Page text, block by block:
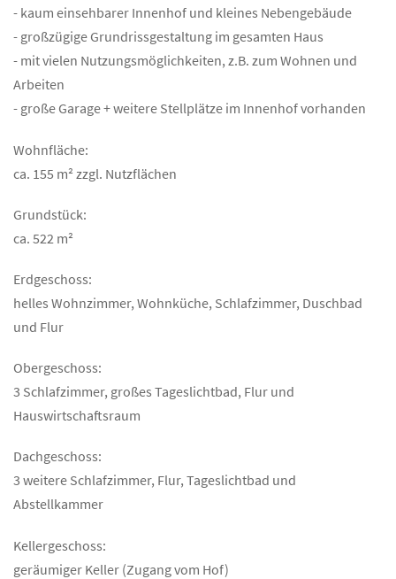
- kaum einsehbarer Innenhof und kleines Nebengebäude
- großzügige Grundrissgestaltung im gesamten Haus
- mit vielen Nutzungsmöglichkeiten, z.B. zum Wohnen und
Arbeiten
- große Garage + weitere Stellplätze im Innenhof vorhanden
Wohnfläche:
ca. 155 m² zzgl. Nutzflächen
Grundstück:
ca. 522 m²
Erdgeschoss:
helles Wohnzimmer, Wohnküche, Schlafzimmer, Duschbad
und Flur
Obergeschoss:
3 Schlafzimmer, großes Tageslichtbad, Flur und
Hauswirtschaftsraum
Dachgeschoss:
3 weitere Schlafzimmer, Flur, Tageslichtbad und
Abstellkammer
Kellergeschoss:
geräumiger Keller (Zugang vom Hof)